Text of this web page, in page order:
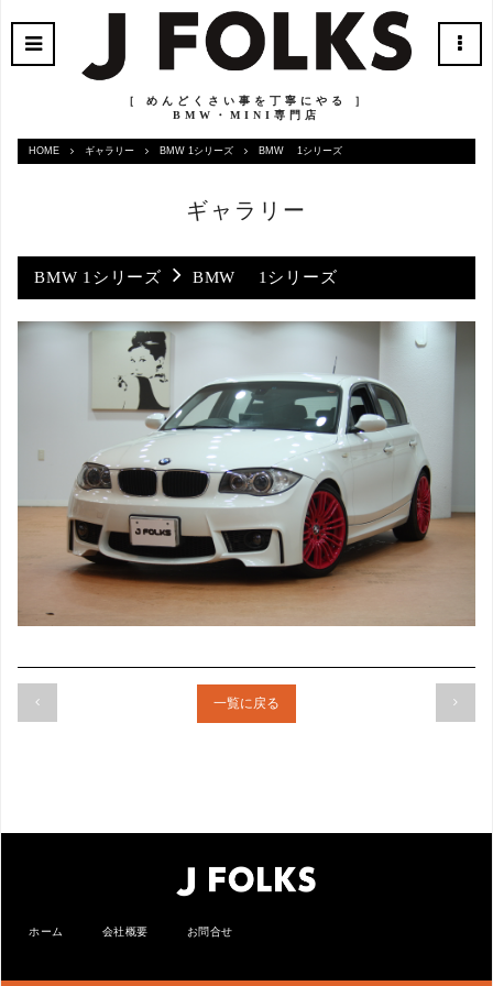
［ めんどくさい事を丁寧にやる ］
BMW・MINI専門店
HOME ギャラリー BMW 1シリーズ BMW 1シリーズ
ギャラリー
BMW 1シリーズ BMW 1シリーズ
一覧に戻る
ホーム 会社概要 お問合せ